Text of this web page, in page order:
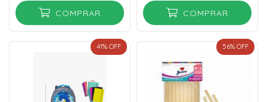
COMPRAR COMPRAR
41% OFF 56% OFF